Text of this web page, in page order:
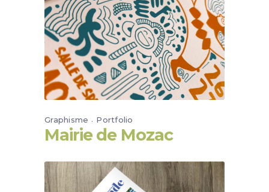
Graphisme Portfolio
Mairie de Mozac